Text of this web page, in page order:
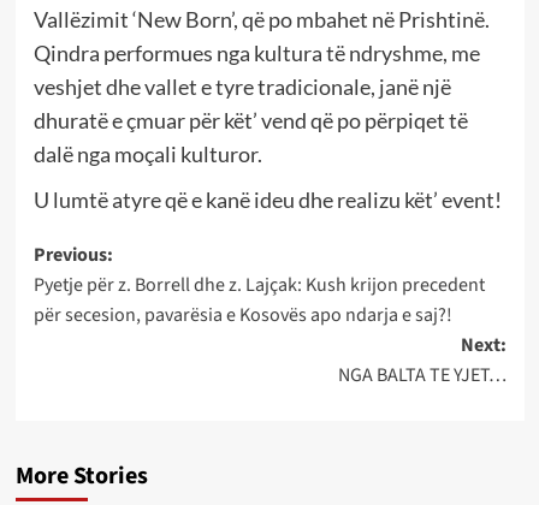
Vallëzimit ‘New Born’, që po mbahet në Prishtinë.
Qindra performues nga kultura të ndryshme, me
veshjet dhe vallet e tyre tradicionale, janë një
dhuratë e çmuar për kët’ vend që po përpiqet të
dalë nga moçali kulturor.
U lumtë atyre që e kanë ideu dhe realizu kët’ event!
Post
navigation
Previous:
Pyetje për z. Borrell dhe z. Lajçak: Kush krijon precedent
për secesion, pavarësia e Kosovës apo ndarja e saj?!
Next:
NGA BALTA TE YJET…
More Stories